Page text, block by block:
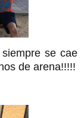
se cae
de arena!!!!!